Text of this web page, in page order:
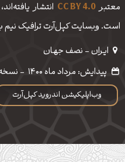
معتبرCC BY 4.0 انتشار
است. وبسایت کپل‌آرت ترافیک نیم
ایـران - نصف جهـان
وب‌اپلیکیشن اندروید کپل‌آرت
پیدایش: مرداد ماه 1400 - نسخه